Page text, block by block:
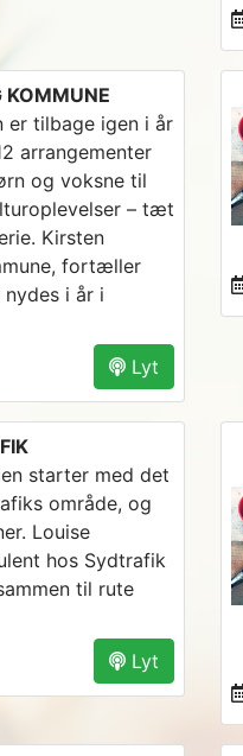
KOMMUNE
er tilbage igen i år
arrangementer
og voksne til
– tæt
Kirsten
fortæller
i år i
Lyt
starter med det
område, og
Louise
hos Sydtrafik
til rute
Lyt